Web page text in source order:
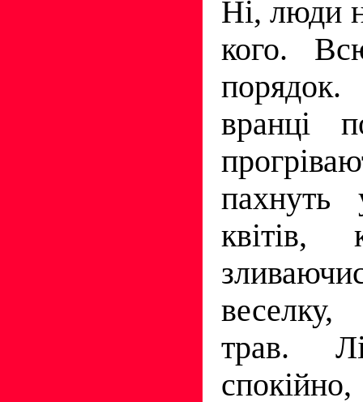
Ні, люди
кого.
вранці
пахнуть
квітів,
трав.